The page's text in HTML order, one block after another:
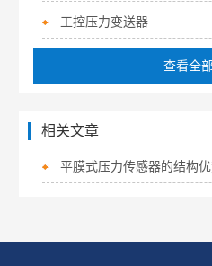
工控压力变送器
查看全
相关文章
平膜式压力传感器的结构